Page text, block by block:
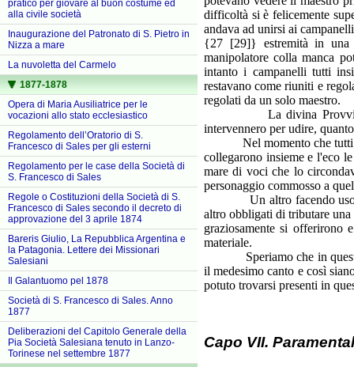
pratico per giovare al buon costume ed
alla civile società
Inaugurazione del Patronato di S. Pietro in
Nizza a mare
La nuvoletta del Carmelo
1877-1878
Opera di Maria Ausiliatrice per le
vocazioni allo stato ecclesiastico
Regolamento dell’Oratorio di S.
Francesco di Sales per gli esterni
Regolamento per le case della Società di
S. Francesco di Sales
Regole o Costituzioni della Società di S.
Francesco di Sales secondo il decreto di
approvazione del 3 aprile 1874
Bareris Giulio, La Repubblica Argentina e
la Patagonia. Lettere dei Missionari
Salesiani
Il Galantuomo pel 1878
Società di S. Francesco di Sales. Anno
1877
Deliberazioni del Capitolo Generale della
Pia Società Salesiana tenuto in Lanzo-
Torinese nel settembre 1877
difficoltà si è felicemente
andava ad unirsi ai
{27 [29]} estremità in una
manipolatore colla manca
intanto i campanelli tutti
restavano come riuniti e
regolati da un solo maestro.
La divina Provvidenza
intervennero per udire,
Nel momento che tutti i
collegarono insieme e l'eco
mare di voci che lo
personaggio commosso a
Un altro facendo uso
altro obbligati di tributare
graziosamente si offerirono
materiale.
Speriamo che in questa
il medesimo canto e così
potuto trovarsi presenti in
Capo VII.